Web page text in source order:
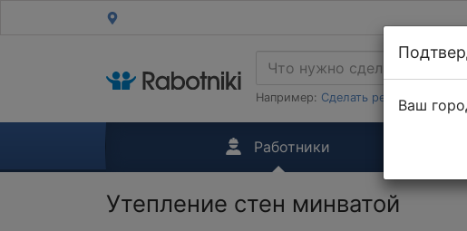
Например: Сделать ремонт в 1-к
Работники
Утепление стен минватой
Ваш